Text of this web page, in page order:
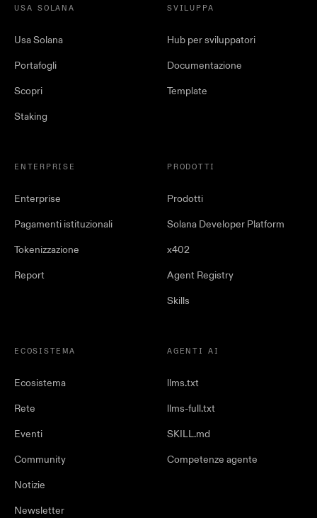
USA SOLANA
Usa Solana
Portafogli
Scopri
Staking
SVILUPPA
Hub per sviluppatori
Documentazione
Template
ENTERPRISE
Enterprise
Pagamenti istituzionali
Tokenizzazione
Report
PRODOTTI
Prodotti
Solana Developer Platform
x402
Agent Registry
Skills
ECOSISTEMA
Ecosistema
Rete
Eventi
Community
Notizie
Newsletter
AGENTI AI
llms.txt
llms-full.txt
SKILL.md
Competenze agente